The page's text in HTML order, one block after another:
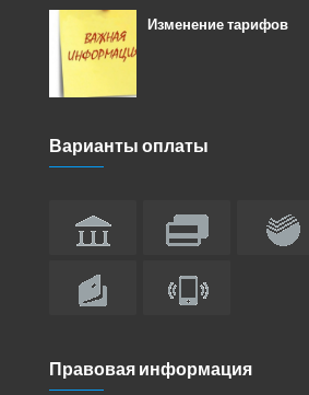
Изменение тарифов
Варианты оплаты
Правовая информация